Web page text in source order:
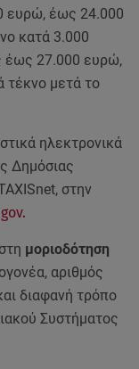
ευρώ, έως 24.000
κατά 3.000
έως 27.000 ευρώ,
τέκνο μετά το
ηλεκτρονικά
Δημόσιας
στην
μοριοδότηση
αριθμός
διαφανή τρόπο
Συστήματος